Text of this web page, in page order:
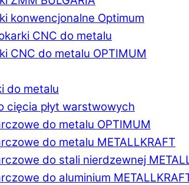
konwencjonalne Optimum
CNC do metalu
CNC do metalu OPTIMUM
do metalu
cięcia płyt warstwowych
do metalu OPTIMUM
do metalu METALLKRAFT
do stali nierdzewnej
do aluminium